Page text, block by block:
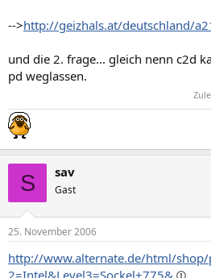
-->http://geizhals.at/deutschland/
und die 2. frage... gleich nenn c2d
pd weglassen.
S sav
Gast
25. November 2006
http://www.alternate.de/html/shop/
2=Intel&Level3=Sockel+775&